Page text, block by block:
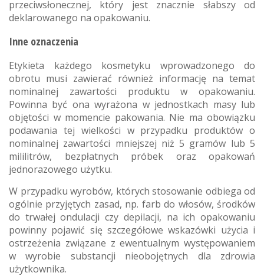
przeciwsłonecznej, który jest znacznie słabszy od
deklarowanego na opakowaniu.
Inne oznaczenia
Etykieta każdego kosmetyku wprowadzonego do
obrotu musi zawierać również informację na temat
nominalnej zawartości produktu w opakowaniu.
Powinna być ona wyrażona w jednostkach masy lub
objętości w momencie pakowania. Nie ma obowiązku
podawania tej wielkości w przypadku produktów o
nominalnej zawartości mniejszej niż 5 gramów lub 5
mililitrów, bezpłatnych próbek oraz opakowań
jednorazowego użytku.
W przypadku wyrobów, których stosowanie odbiega od
ogólnie przyjętych zasad, np. farb do włosów, środków
do trwałej ondulacji czy depilacji, na ich opakowaniu
powinny pojawić się szczegółowe wskazówki użycia i
ostrzeżenia związane z ewentualnym występowaniem
w wyrobie substancji nieobojętnych dla zdrowia
użytkownika.